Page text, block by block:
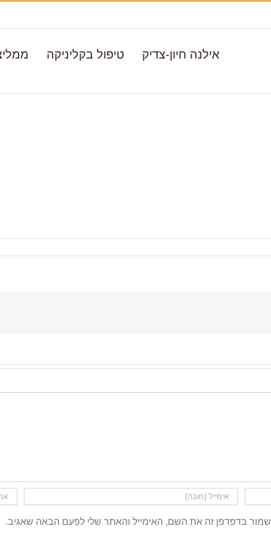
אילנה חיון-צדיק טיפול בקליניקה
שמור בדפדפן זה את השם, האימייל והאתר שלי לפעם הבאה שאגיב.